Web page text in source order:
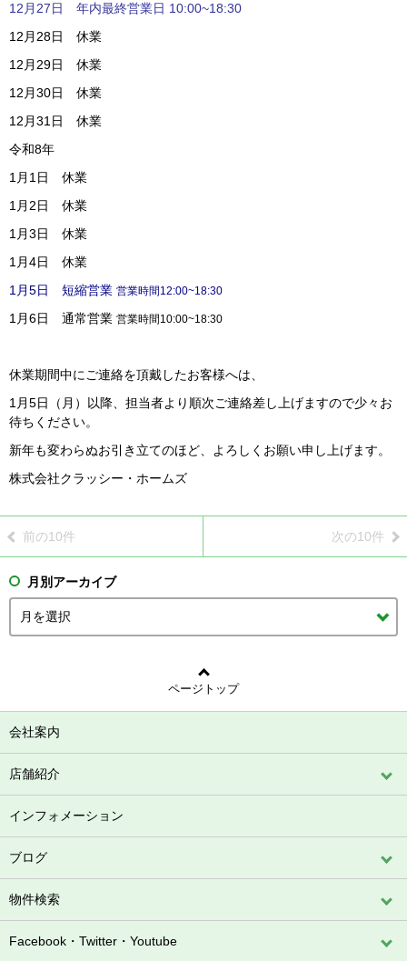
12月27日 年内最終営業日 10:00~18:30
12月28日 休業
12月29日 休業
12月30日 休業
12月31日 休業
令和8年
1月1日 休業
1月2日 休業
1月3日 休業
1月4日 休業
1月5日 短縮営業 営業時間12:00~18:30
1月6日 通常営業 営業時間10:00~18:30
休業期間中にご連絡を頂戴したお客様へは、
1月5日（月）以降、担当者より順次ご連絡差し上げますので少々お
待ちください。
新年も変わらぬお引き立てのほど、よろしくお願い申し上げます。
株式会社クラッシー・ホームズ
前の10件 次の10件
月別アーカイブ
ページトップ
会社案内
店舗紹介
インフォメーション
ブログ
物件検索
Facebook・Twitter・Youtube